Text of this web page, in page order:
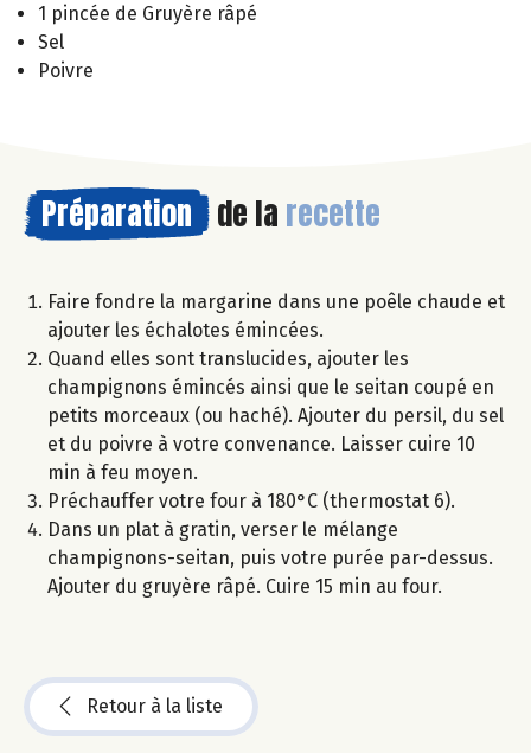
1 pincée de Gruyère râpé
Sel
Poivre
Préparation de la recette
Faire fondre la margarine dans une poêle chaude et
ajouter les échalotes émincées.
Quand elles sont translucides, ajouter les
champignons émincés ainsi que le seitan coupé en
petits morceaux (ou haché). Ajouter du persil, du sel
et du poivre à votre convenance. Laisser cuire 10
min à feu moyen.
Préchauffer votre four à 180°C (thermostat 6).
Dans un plat à gratin, verser le mélange
champignons-seitan, puis votre purée par-dessus.
Ajouter du gruyère râpé. Cuire 15 min au four.
Retour à la liste